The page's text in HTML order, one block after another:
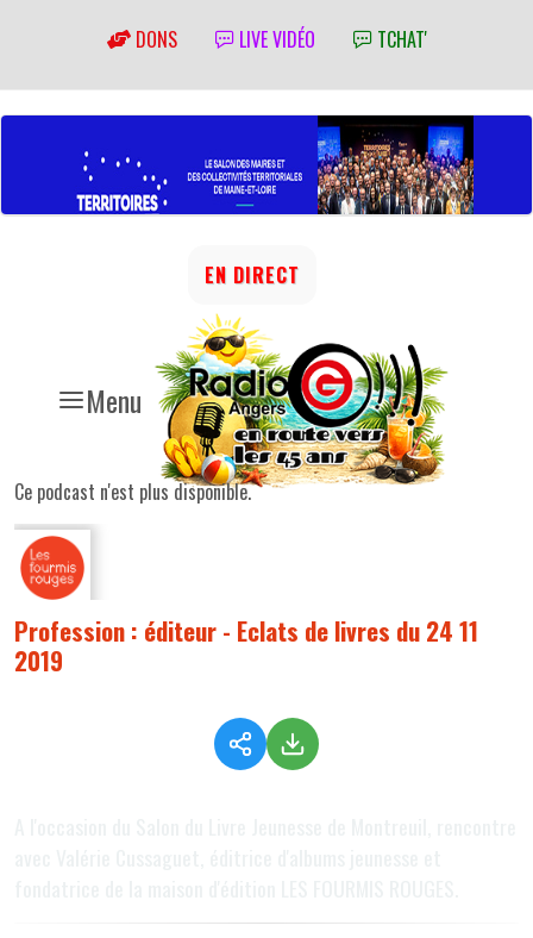
DONS LIVE VIDÉO TCHAT'
Menu
EN DIRECT
Ce podcast n'est plus disponible.
Profession : éditeur - Eclats de livres du 24 11
2019